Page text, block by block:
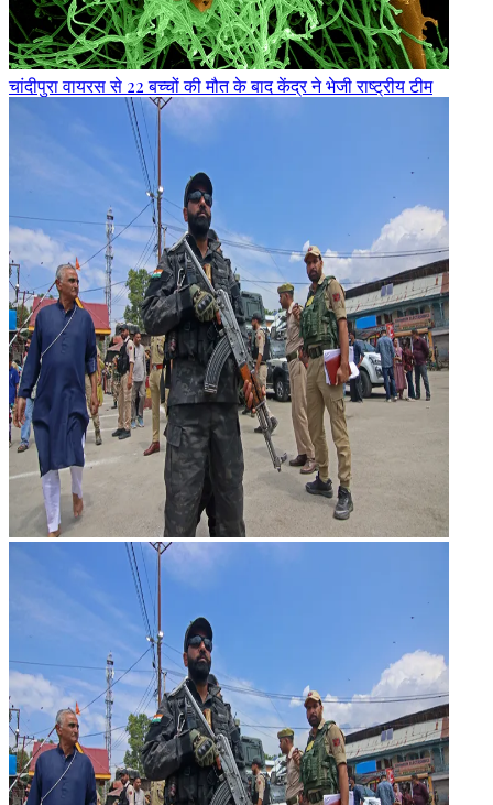
चांदीपुरा वायरस से 22 बच्चों की मौत के बाद केंद्र ने भेजी राष्ट्रीय टीम